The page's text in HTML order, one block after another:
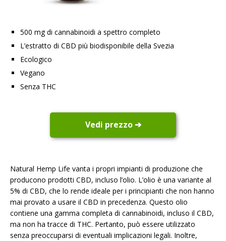
500 mg di cannabinoidi a spettro completo
L’estratto di CBD più biodisponibile della Svezia
Ecologico
Vegano
Senza THC
Vedi prezzo ➔
Natural Hemp Life vanta i propri impianti di produzione che
producono prodotti CBD, incluso l’olio. L’olio è una variante al
5% di CBD, che lo rende ideale per i principianti che non hanno
mai provato a usare il CBD in precedenza. Questo olio
contiene una gamma completa di cannabinoidi, incluso il CBD,
ma non ha tracce di THC. Pertanto, può essere utilizzato
senza preoccuparsi di eventuali implicazioni legali. Inoltre,